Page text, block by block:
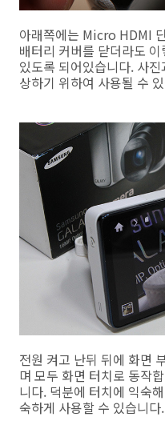
아래쪽에는 Micro HDMI
배터리 커버를 닫더라도
있도록 되어있습니다. 사
상하기 위하여 사용될 수
전원 켜고 난뒤 뒤에 화면
며 모두 화면 터치로 동작
니다. 덕분에 터치에 익숙
숙하게 사용할 수 있습니다.